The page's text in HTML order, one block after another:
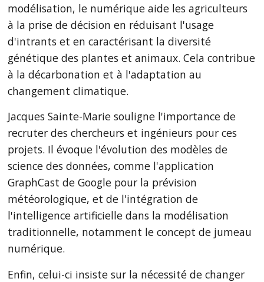
modélisation, le numérique aide les agriculteurs
à la prise de décision en réduisant l'usage
d'intrants et en caractérisant la diversité
génétique des plantes et animaux. Cela contribue
à la décarbonation et à l'adaptation au
changement climatique.
Jacques Sainte-Marie souligne l'importance de
recruter des chercheurs et ingénieurs pour ces
projets. Il évoque l'évolution des modèles de
science des données, comme l'application
GraphCast de Google pour la prévision
météorologique, et de l'intégration de
l'intelligence artificielle dans la modélisation
traditionnelle, notamment le concept de jumeau
numérique.
Enfin, celui-ci insiste sur la nécessité de changer